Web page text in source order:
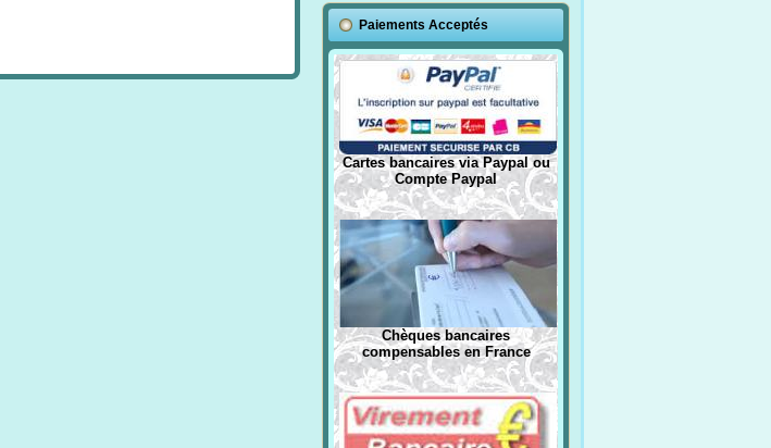
Paiements Acceptés
Cartes bancaires via Paypal ou
Compte Paypal
Chèques bancaires
compensables en France